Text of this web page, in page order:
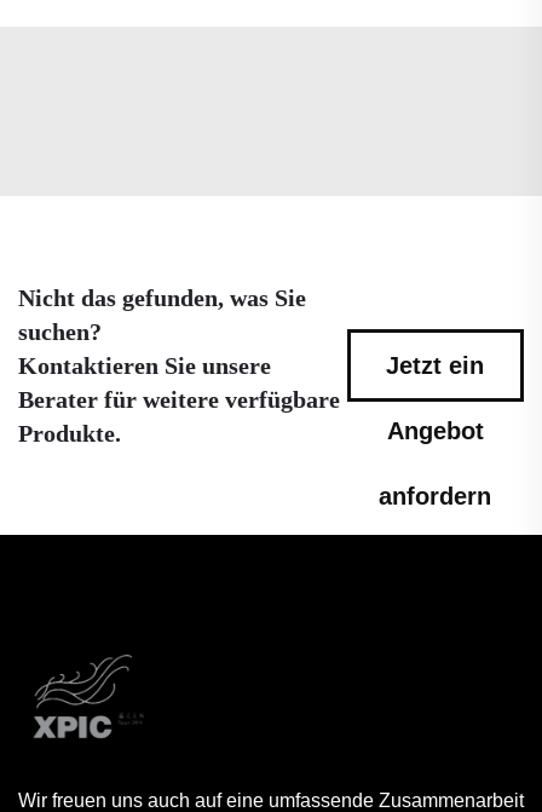
Nicht das gefunden, was Sie
suchen?
Kontaktieren Sie unsere
Berater für weitere verfügbare
Produkte.
Jetzt ein
Angebot
anfordern
Wir freuen uns auch auf eine umfassende Zusammenarbeit